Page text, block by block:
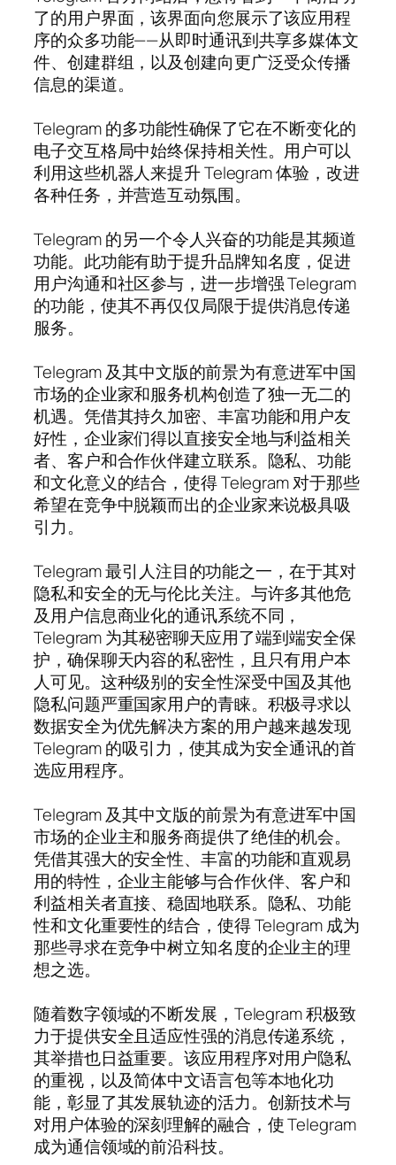
了的用户界面，该界面向您展示了该应用程
序的众多功能——从即时通讯到共享多媒体文
件、创建群组，以及创建向更广泛受众传播
信息的渠道。
Telegram 的多功能性确保了它在不断变化的
电子交互格局中始终保持相关性。用户可以
利用这些机器人来提升 Telegram 体验，改进
各种任务，并营造互动氛围。
Telegram 的另一个令人兴奋的功能是其频道
功能。此功能有助于提升品牌知名度，促进
用户沟通和社区参与，进一步增强 Telegram
的功能，使其不再仅仅局限于提供消息传递
服务。
Telegram 及其中文版的前景为有意进军中国
市场的企业家和服务机构创造了独一无二的
机遇。凭借其持久加密、丰富功能和用户友
好性，企业家们得以直接安全地与利益相关
者、客户和合作伙伴建立联系。隐私、功能
和文化意义的结合，使得 Telegram 对于那些
希望在竞争中脱颖而出的企业家来说极具吸
引力。
Telegram 最引人注目的功能之一，在于其对
隐私和安全的无与伦比关注。与许多其他危
及用户信息商业化的通讯系统不同，
Telegram 为其秘密聊天应用了端到端安全保
护，确保聊天内容的私密性，且只有用户本
人可见。这种级别的安全性深受中国及其他
隐私问题严重国家用户的青睐。积极寻求以
数据安全为优先解决方案的用户越来越发现
Telegram 的吸引力，使其成为安全通讯的首
选应用程序。
Telegram 及其中文版的前景为有意进军中国
市场的企业主和服务商提供了绝佳的机会。
凭借其强大的安全性、丰富的功能和直观易
用的特性，企业主能够与合作伙伴、客户和
利益相关者直接、稳固地联系。隐私、功能
性和文化重要性的结合，使得 Telegram 成为
那些寻求在竞争中树立知名度的企业主的理
想之选。
随着数字领域的不断发展，Telegram 积极致
力于提供安全且适应性强的消息传递系统，
其举措也日益重要。该应用程序对用户隐私
的重视，以及简体中文语言包等本地化功
能，彰显了其发展轨迹的活力。创新技术与
对用户体验的深刻理解的融合，使 Telegram
成为通信领域的前沿科技。